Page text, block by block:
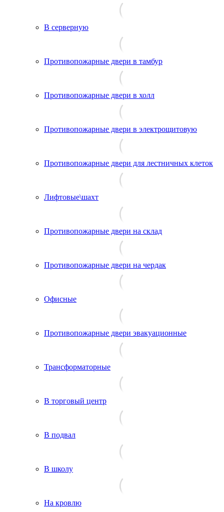
В серверную
Противопожарные двери в тамбур
Противопожарные двери в холл
Противопожарные двери в электрощитовую
Противопожарные двери для лестничных клеток
Лифтовые\шахт
Противопожарные двери на склад
Противопожарные двери на чердак
Офисные
Противопожарные двери эвакуационные
Трансформаторные
В торговый центр
В подвал
В школу
На кровлю